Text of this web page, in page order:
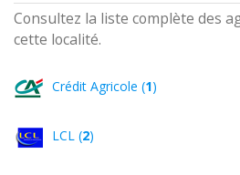
Consultez la liste complète des
cette localité.
Crédit Agricole (1)
LCL (2)